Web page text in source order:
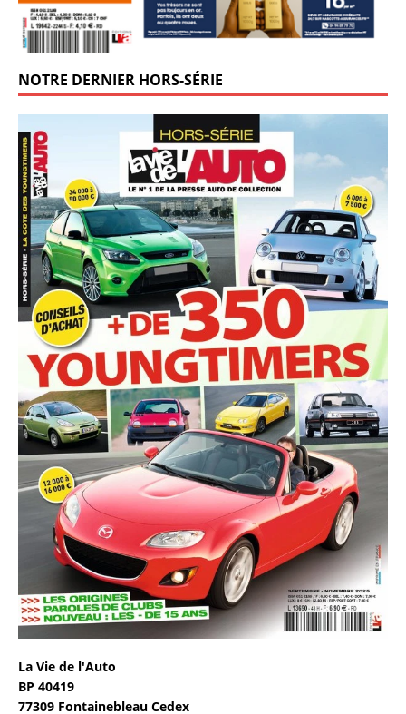
NOTRE DERNIER HORS-SÉRIE
La Vie de l'Auto
BP 40419
77309 Fontainebleau Cedex